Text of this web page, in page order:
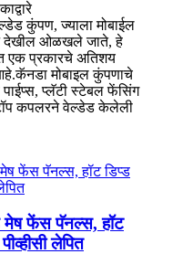
कुंपण, ज्याला मोबाईल
देखील ओळखले जाते, हे
एक प्रकारचे अतिशय
मोबाइल कुंपणाचे
प्लॅटी स्टेबल फेंसिंग
कपलरने वेल्डेड केलेली
मेष फेंस पॅनल्स, हॉट
लेपित